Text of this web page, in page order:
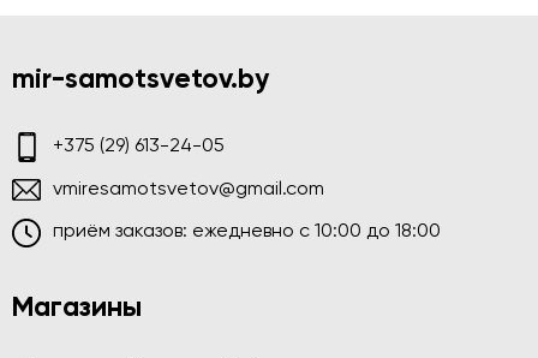
mir-samotsvetov.by
+375 (29) 613-24-05
vmiresamotsvetov@gmail.com
приём заказов: ежедневно c 10:00 до 18:00
Магазины